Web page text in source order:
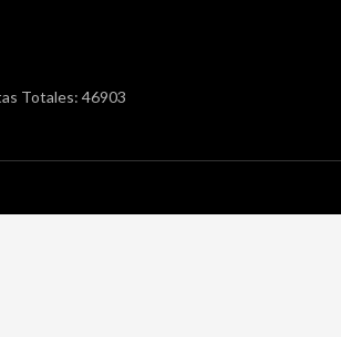
Totales: 46903